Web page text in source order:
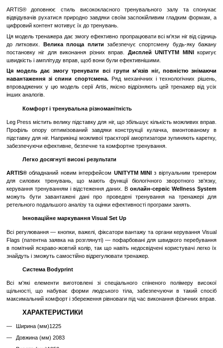
Переваги:
Зміцнення М'язів Ніг: Регулярні тренування на
допомагають збільшити силу і об'єм м'язів нижніх кінцівок.
Універсальність: Відмінно підходить для використання
закладах, так і вдома.
Ефективність: Точно навантажує м'язи нижніх кінцівок,
максимальних результатів.
Комфорт і Безпека: Ергономічний дизайн і
забезпечують комфорт і безпеку під час тренувань.
Професійний Рівень: Тренажер від Technogym Leg Press
професійне обладнання для тренувань нижніх кінцівок.
Особлива конструкція ARTIS Leg Press дає змогу зміцнити
вправу в положенні сидячи.
Суцільність дизайну та технологій
ARTIS® доповнює стиль висококласного тренувального
Ця модель тренажера дає змогу ефективно пропрацювати всі м'язи
до литкових.Велика площа плити забезпечує спортсмену
постановку ніг для виконання різних вправ.
швидкість і амплітуду вправ, щоб вони були ефективнішими.
Ця модель дає змогу тренувати всі групи м'язів ніг,
навантаження зі спини спортсмена.Ряд механічних і
впроваджених у цю модель серії Artis, якісно відрізняють цей
інших аналогів.
Комфорт і тренувальна різноманітність